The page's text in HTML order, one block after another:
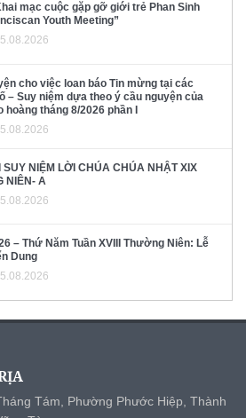
mạc cuộc gặp gỡ giới trẻ Phan Sinh
Youth Meeting”
cho việc loan báo Tin mừng tại các
– Suy niệm dựa theo ý cầu nguyện của
hoàng tháng 8/2026 phần I
NIỆM LỜI CHÚA CHÚA NHẬT XIX
NIÊN- A
– Thứ Năm Tuần XVIII Thường Niên: Lễ
Dung
Tám, Phường Phước Hiệp, Thành